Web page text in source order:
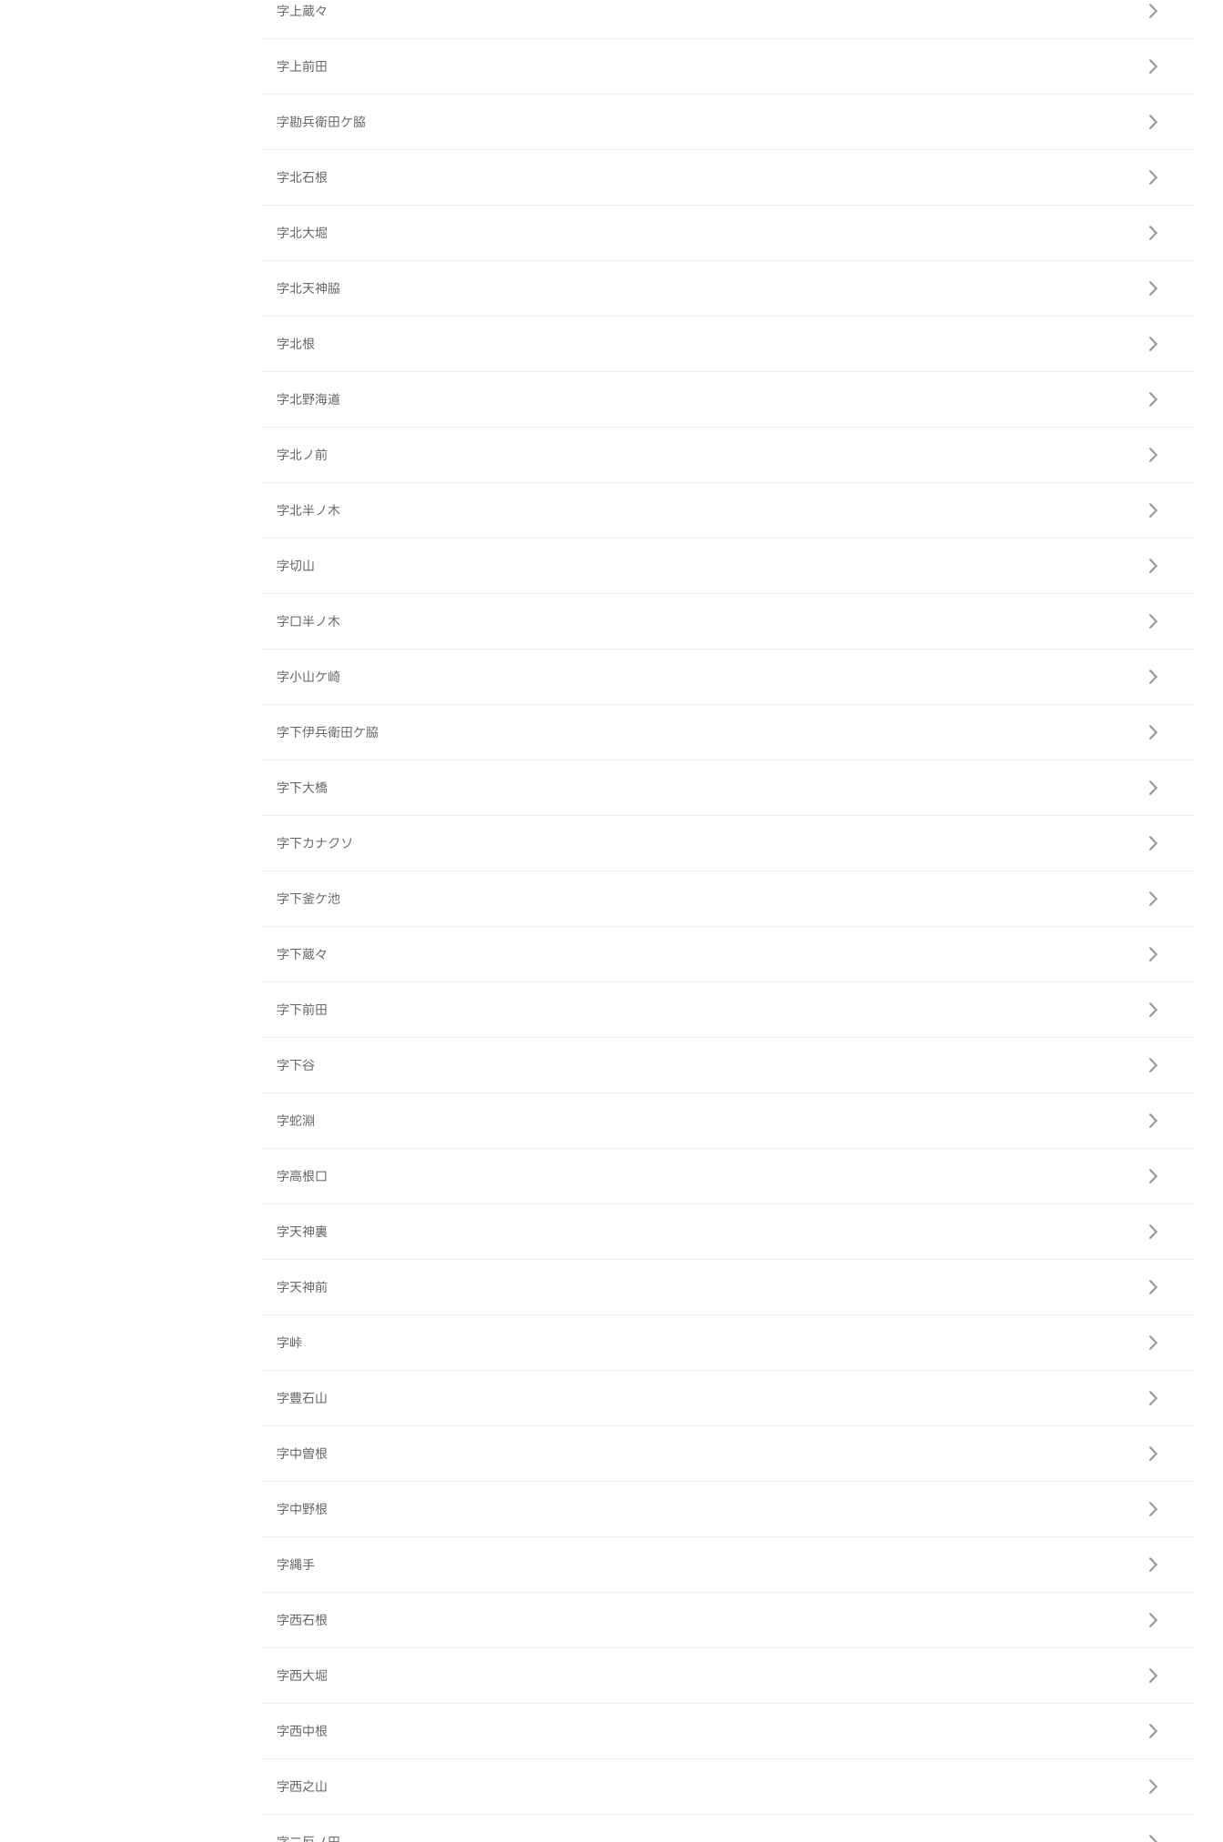
字上蔵々
字上前田
字勘兵衛田ケ脇
字北石根
字北大堀
字北天神脇
字北根
字北野海道
字北ノ前
字北半ノ木
字切山
字口半ノ木
字小山ケ崎
字下伊兵衛田ケ脇
字下大橋
字下カナクソ
字下釜ケ池
字下蔵々
字下前田
字下谷
字蛇淵
字高根口
字天神裏
字天神前
字峠
字豊石山
字中曽根
字中野根
字縄手
字西石根
字西大堀
字西中根
字西之山